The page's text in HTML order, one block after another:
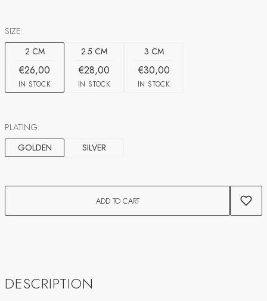
SIZE:
2 CM
€26,00
IN STOCK
2.5 CM
€28,00
IN STOCK
3 CM
€30,00
IN STOCK
PLATING:
GOLDEN
SILVER
ADD TO CART
DESCRIPTION